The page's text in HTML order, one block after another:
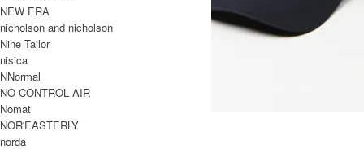
LOGO CAP SNM - 1168
19,800円(税込)
NEW ERA
nicholson and nicholson
Nine Tailor
nisica
NNormal
NO CONTROL AIR
Nomat
NOR'EASTERLY
norda